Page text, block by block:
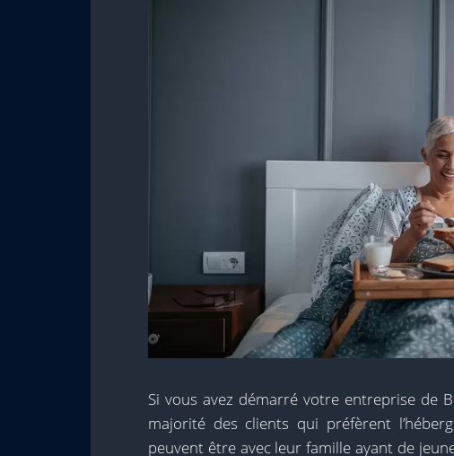
Si vous avez démarré votre entreprise de
majorité des clients qui préfèrent
peuvent être avec leur famille ayant de